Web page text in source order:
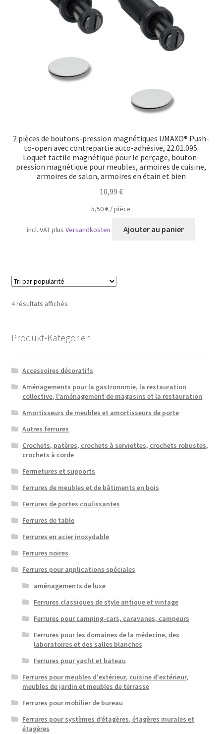
2 pièces de boutons-pression magnétiques UMAXO® Push-
to-open avec contrepartie auto-adhésive, 22.01.095.
Loquet tactile magnétique pour le perçage, bouton-
pression magnétique pour meubles, armoires de cuisine,
armoires de salon, armoires en étain et bien
10,99 €
5,50€ /pièce
incl. VATplusVersandkosten Ajouter au panier
4 résultats affichésTrié
Produkt-Kategorien
Accessoires décoratifs
Aménagements pour la gastronomie, la restauration
collective, l’aménagement de magasins et la restauration
Amortisseurs de meubles et amortisseurs de porte
Autres ferrures
Crochets, patères, crochets à serviettes, crochets robustes,
crochets à corde
Fermetures et supports
Ferrures de meubles et de bâtiments en bois
Ferrures de portes coulissantes
Ferrures de table
Ferrures en acier inoxydable
Ferrures noires
Ferrures pour applications spéciales
aménagements de luxe
Ferrures classiques de style antique et vintage
Ferrures pour camping-cars, caravanes, campeurs
Ferrures pour les domaines de la médecine, des
laboratoires et des salles blanches
Ferrures pour yacht et bateau
Ferrures pour meubles d'extérieur, cuisine d'extérieur,
meubles de jardin et meubles de terrasse
Ferrures pour mobilier de bureau
Ferrures pour systèmes d’étagères, étagères murales et
étagères